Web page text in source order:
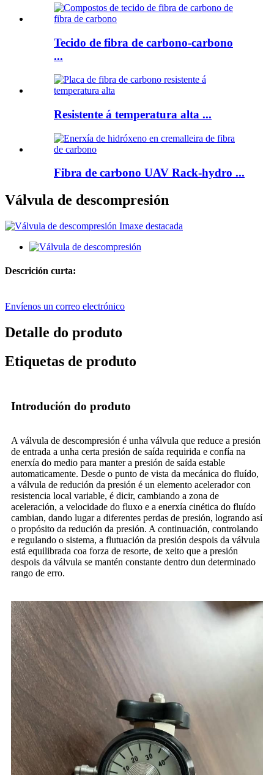
Tecido de fibra de carbono-carbono
...
Resistente á temperatura alta ...
Fibra de carbono UAV Rack-hydro ...
Válvula de descompresión
Descrición curta:
Envíenos un correo electrónico
Detalle do produto
Etiquetas de produto
Introdución do produto
A válvula de descompresión é unha válvula que reduce a presión
de entrada a unha certa presión de saída requirida e confía na
enerxía do medio para manter a presión de saída estable
automaticamente. Desde o punto de vista da mecánica do fluído,
a válvula de redución da presión é un elemento acelerador con
resistencia local variable, é dicir, cambiando a zona de
aceleración, a velocidade do fluxo e a enerxía cinética do fluído
cambian, dando lugar a diferentes perdas de presión, logrando así
o propósito da redución da presión. A continuación, controlando
e regulando o sistema, a flutuación da presión despois da válvula
está equilibrada coa forza de resorte, de xeito que a presión
despois da válvula se mantén constante dentro dun determinado
rango de erro.